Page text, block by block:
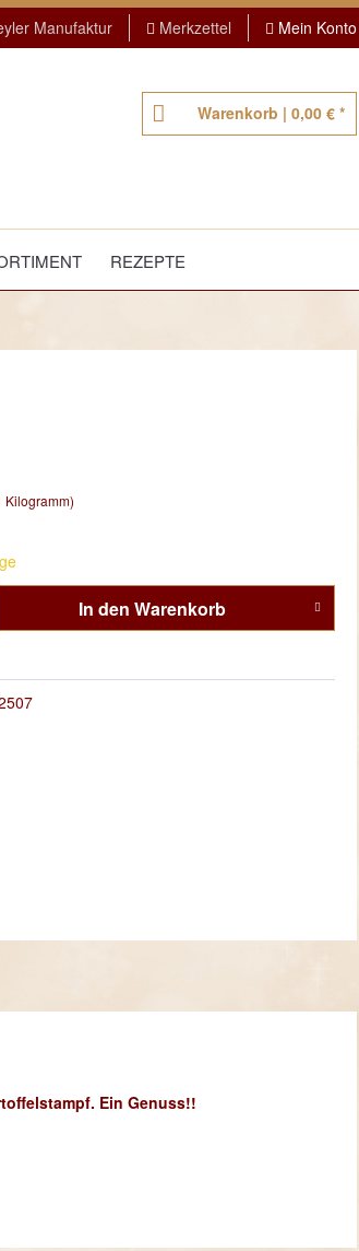
Manufaktur Merkzettel Mein Konto
Warenkorb | 0,00 € *
REZEPTE
Kilogramm)
In den Warenkorb
Ein Genuss!!